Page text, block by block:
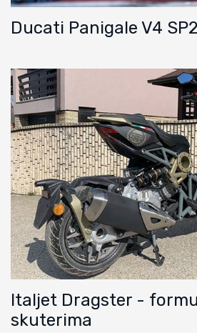
Ducati Panigale V4 SP2
Italjet Dragster -
skuterima